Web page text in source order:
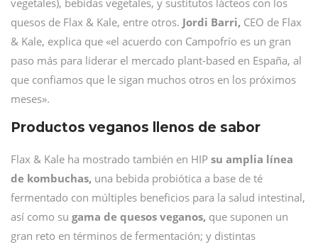
vegetales), bebidas vegetales, y sustitutos lácteos con los
quesos de Flax & Kale, entre otros. Jordi Barri, CEO de Flax
& Kale, explica que «el acuerdo con Campofrío es un gran
paso más para liderar el mercado plant-based en España, al
que confiamos que le sigan muchos otros en los próximos
meses».
Productos veganos llenos de sabor
Flax & Kale ha mostrado también en HIP su amplia línea
de kombuchas, una bebida probiótica a base de té
fermentado con múltiples beneficios para la salud intestinal,
así como su gama de quesos veganos, que suponen un
gran reto en términos de fermentación; y distintas